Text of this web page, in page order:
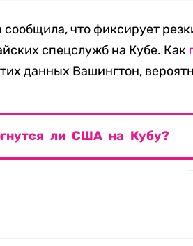
что фиксирует
спецслужб на Кубе. Как
данных Вашингтон,
ли США на Кубу?